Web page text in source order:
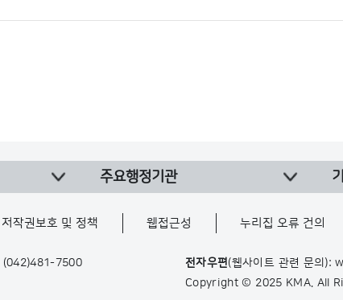
주요행정기관
저작권보호 및 정책 웹접근성 누리집 오류 건의
(042)481-7500
전자우편(웹사이트 관련 문의
Copyright © 2025 KMA. All